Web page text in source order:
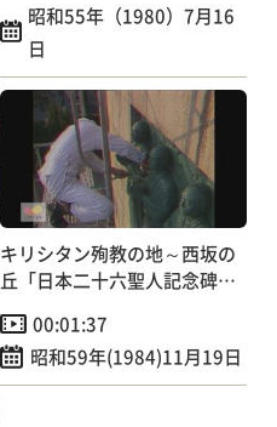
昭和55年（1980）7月16
日
キリシタン殉教の地～西坂の
丘「日本二十六聖人記念碑」
00:01:37
昭和59年(1984)11月19日